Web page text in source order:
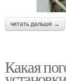
читать дальше →
Какая